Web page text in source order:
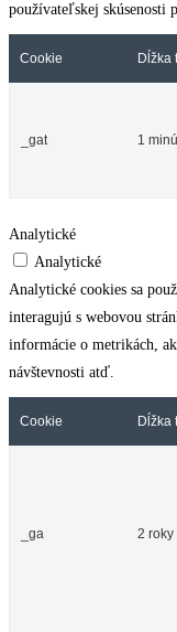
používateľskej skúsenosti
Cookie Dĺžka
_gat 1
Analytické
Analytické
Analytické cookies sa
interagujú s webovou
informácie o metrikách,
návštevnosti atď.
Cookie Dĺžka
_ga 2 roky